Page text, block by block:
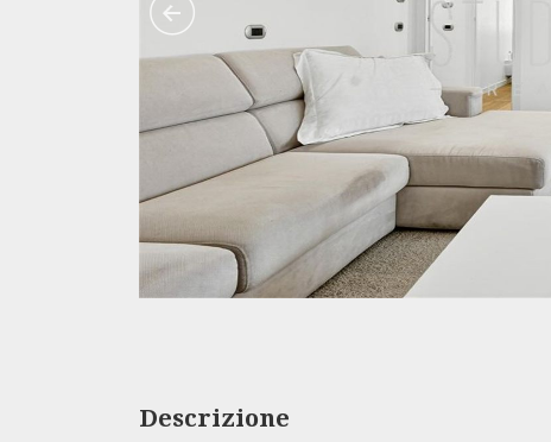
Descrizione